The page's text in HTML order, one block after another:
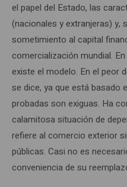
el papel del Estado, las
(nacionales y extranjeras) y,
sometimiento al capital
comercialización mundial.
existe el modelo. En el peor
se dice, ya que está basado
probadas son exiguas. Ha
calamitosa situación de
refiere al comercio exterior
públicas. Casi no es
conveniencia de su